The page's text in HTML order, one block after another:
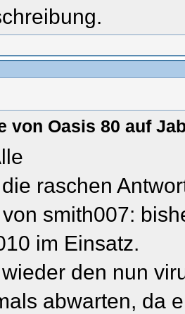
von Oasis 80 auf
raschen
smith007:
im Einsatz.
den nun
abwarten, da